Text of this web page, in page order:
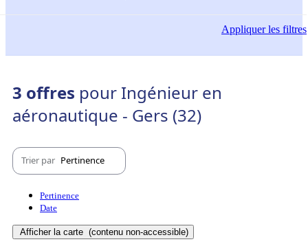
Appliquerles filtres
3 offres pour Ingénieur en
aéronautique - Gers (32)
Trier par Pertinence
Pertinence
Date
Afficher la carte (contenu non-accessible)